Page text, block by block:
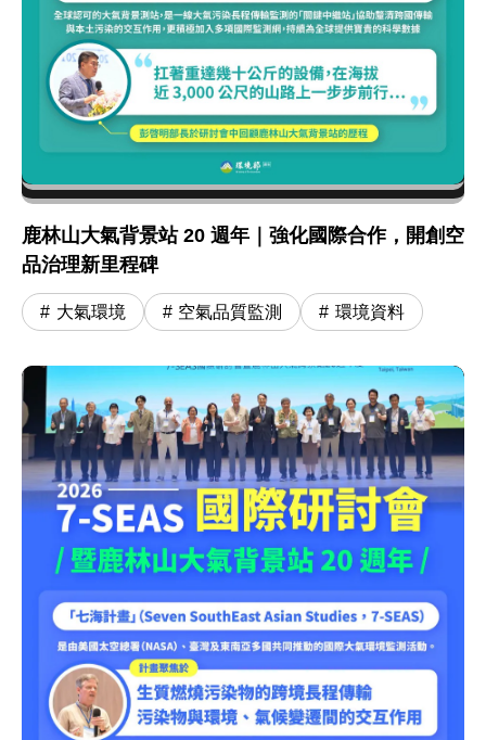
鹿林山大氣背景站 20 週年｜強化國際合作，開創空
品治理新里程碑
大氣環境 空氣品質監測 環境資料